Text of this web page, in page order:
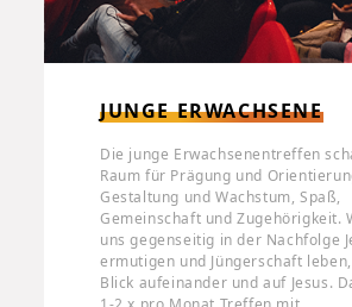
JUNGE ERWACHSENE
Die junge Erwachsenentreffen
Raum für Prägung und
Gestaltung und Wachstum, Spaß,
Gemeinschaft und Zugehörigkeit.
uns gegenseitig in der Nachfolge
ermutigen und Jüngerschaft
Blick aufeinander und auf Jesus.